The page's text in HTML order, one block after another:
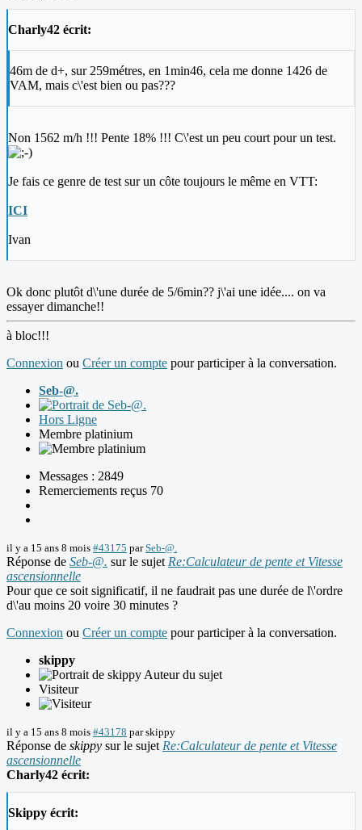
Charly42 écrit:
46m de d+, sur 259métres, en 1min46, cela me donne 1426 de
VAM, mais c\'est bien ou pas???
Non 1562 m/h !!! Pente 18% !!! C\'est un peu court pour un test.
Je fais ce genre de test sur un côte toujours le même en VTT:
ICI
Ivan
Ok donc plutôt d\'une durée de 5/6min?? j\'ai une idée.... on va
essayer dimanche!!
à bloc!!!
Connexion ou Créer un compte pour participer à la conversation.
Seb-@.
Hors Ligne
Membre platinium
Messages : 2849
Remerciements reçus 70
il y a 15 ans 8 mois #43175 parSeb-@.
Réponse de Seb-@. sur le sujet Re:Calculateur de pente et Vitesse
ascensionnelle
Pour que ce soit significatif, il ne faudrait pas une durée de l\'ordre
d\'au moins 20 voire 30 minutes ?
Connexion ou Créer un compte pour participer à la conversation.
skippy
Auteur du sujet
Visiteur
il y a 15 ans 8 mois #43178 parskippy
Réponse de skippy sur le sujet Re:Calculateur de pente et Vitesse
ascensionnelle
Charly42 écrit:
Skippy écrit: